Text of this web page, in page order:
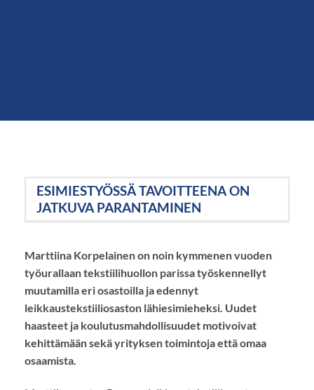
ESIMIESTYÖSSÄ TAVOITTEENA ON
JATKUVA PARANTAMINEN
Marttiina Korpelainen on noin kymmenen vuoden
työurallaan tekstiilihuollon parissa työskennellyt
muutamilla eri osastoilla ja edennyt
leikkaustekstiiliosaston lähiesimieheksi. Uudet
haasteet ja koulutusmahdollisuudet motivoivat
kehittämään sekä yrityksen toimintoja että omaa
osaamista.